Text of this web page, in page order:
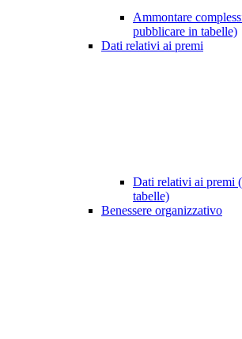
Ammontare
pubblicare in tabelle)
Dati relativi ai premi
Dati relativi ai premi
tabelle)
Benessere organizzativo